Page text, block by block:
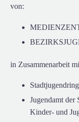
von:
in Zusammenarbeit
Jugendamt der
Kinder- und